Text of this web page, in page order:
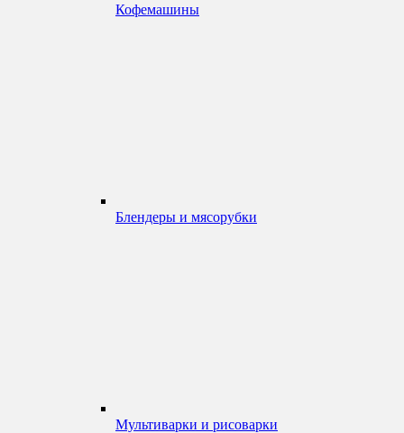
Кофемашины
Блендеры и мясорубки
Мультиварки и рисоварки